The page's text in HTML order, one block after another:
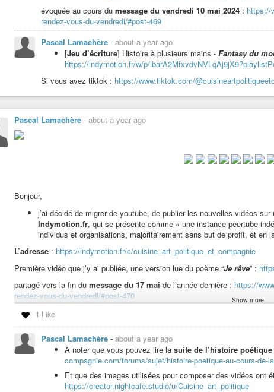
Petite vidéo pour vous présenter un plat, lePalak paneer (végan)
https://www.tiktok.com/@cuisineartpolitiqueetcie/video/
J’ai adapté la recette que vous trouverez sur :
Adaptation
(pour 4 personnes ou pour 4 repas) : Pour 500 g de tofu, 300
jus (ou vous pouvez faire avec 800 g de tomates), 250 ml de crème
: 300 ml d’eau, 2.5 c à c de sel, 56 ml de vinaigre.
0.5 c à c de paprika fumé fort.
Environ 1 c à c de sel et des pincées de poivre moulu en fin de cuisson.
histoire philo-poétique, de la fantasy à la science-fiction en
Et sur tiktok :https://www.tiktok.com/@cuisineartpolitiqueetcie
Dont les deux derniers “épisodes” :
[Histoire poétique à suivre] Lecture du texte écrit le 25 et 26 février 2023
https://indymotion.fr/w/p/jWBKt8zcJK9NQZgfzQ67cY?playlistPosition=28
[Fin de l’Histoire poétique] Lecture du texte écrit le 27 février 2023
https://indymotion.fr/w/p/jWBKt8zcJK9NQZgfzQ67cY?playlistPosition=29
Vous retrouvez lesvidéos, le texte et liens de docs suggéréssur
compagnie.com/forums/sujet/histoire-poetique-au-cours-de-lannee-
Lecture du poème «Je rêve» :https://indymotion.fr/w/
évoquée au cours du message du vendredi 10 mai 2024 : https://
rendez-vous-du-vendredi/#post-469
Pascal Lamachère - about a year ago
[Jeu d’écriture] Histoire à plusieurs mains - Fantasy du
https://indymotion.fr/w/p/
Si vous avez tiktok : https://www.tiktok.com/
Pascal Lamachère - about a year ago
Bonjour,
j’ai décidé de migrer de youtube, de publier les nouvelles vidéos
Indymotion.fr, qui se présente comme « une instance peertube
individus et organisations, majoritairement sans but de profit, et en
L’adresse : https://indymotion.fr/c/cuisine_art_politique_et_compagnie
Première vidéo que j’y ai publiée, une version lue du poème “Je rêve” :
partagé vers la fin du message du 17 mai de l’année dernière : https://
rendez-vous-du-vendredi/#post-470
À noter que je ne publierai probablement pas toutes les anciennes
de recettes, des vidéos de pause musicale, de lecture de
https://www.youtube.com/@CuisineArtPolitiqueetCompagnie
Et si vous avez TikTok :
https://www.tiktok.com/@cuisineartpolitiqueetcie
Show more
1 Like
Pascal Lamachère - about a year ago
À noter que vous pouvez lire la suite de l’histoire poétique
compagnie.com/forums/sujet/histoire-poetique-au-cours-de-
Et que des images utilisées pour composer des vidéos ont
https://creator.nightcafe.studio/u/Cuisine_art_politique